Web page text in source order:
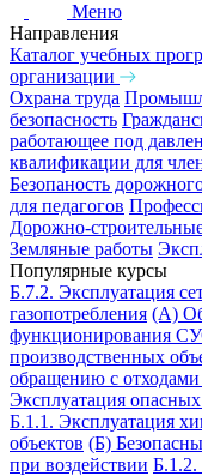
Меню
Направления
Каталог учебных
организации
Охрана труда
безопасность
работающее под
квалификации для
Безопаность
для педагогов
Дорожно-
Земляные работы
Популярные курсы
Б.7.2. Эксплуатация
газопотребления (А)
функционирования
производственных
обращению с
Эксплуатация
Б.1.1. Эксплуатация
объектов (Б)
при воздействии Б.1.2.